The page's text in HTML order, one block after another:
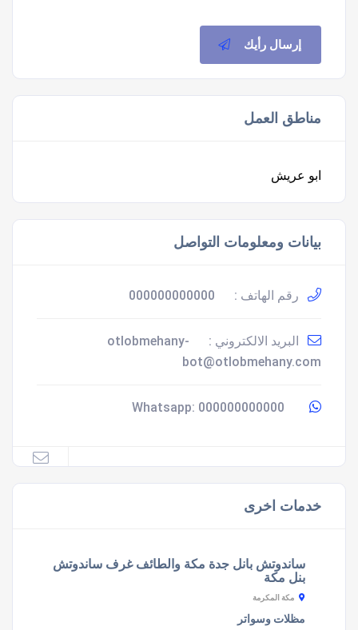
إرسال رأيك
مناطق العمل
ابو عريش
بيانات ومعلومات التواصل
رقم الهاتف : 000000000000
البريد الالكتروني :
otlobmehany-
bot@otlobmehany.com
000000000000
خدمات اخرى
ساندوتش بانل جدة مكة والطائف غرف ساندوتش
بنل مكة
مكة المكرمة
مظلات وسواتر